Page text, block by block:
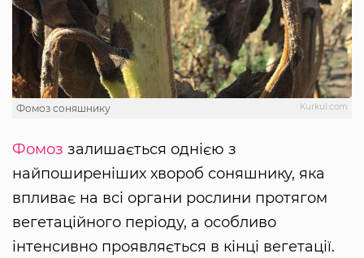
Kurkul.com
Фомоз соняшнику
Фомоз залишається однією з
найпоширеніших хвороб соняшнику, яка
впливає на всі органи рослини протягом
вегетаційного періоду, а особливо
інтенсивно проявляється в кінці вегетації.